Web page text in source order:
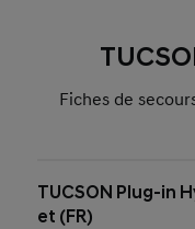
Fiches de
TUCSON Plug-in
et (FR)